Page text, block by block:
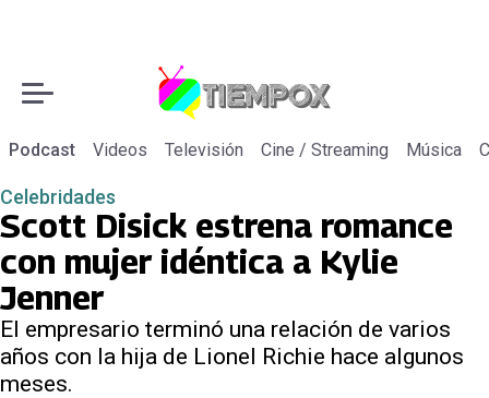
Podcast Videos Televisión Cine / Streaming Música
Celebridades
Scott Disick estrena romance
con mujer idéntica a Kylie
Jenner
El empresario terminó una relación de varios
años con la hija de Lionel Richie hace algunos
meses.